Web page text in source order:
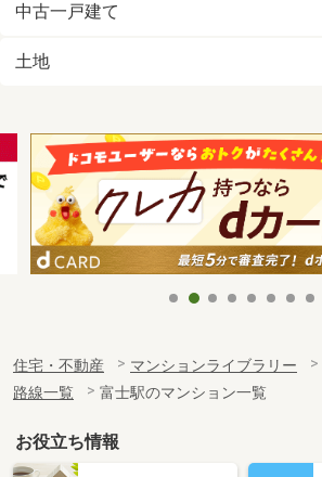
中古一戸建て
土地
住宅・不動産 マンションライブラリー
路線一覧
富士駅のマンション一覧
お役立ち情報